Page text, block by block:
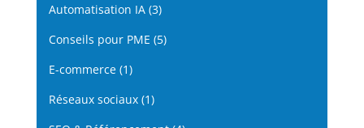
Automatisation IA(3)
Conseils pour PME (5)
E-commerce(1)
Réseaux sociaux(1)